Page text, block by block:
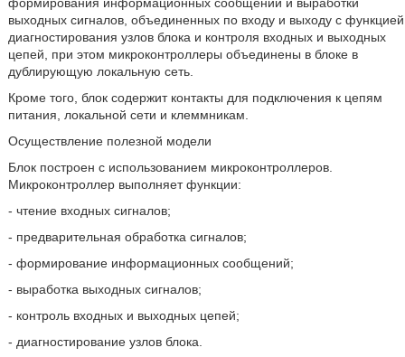
выходных сигналов, объединенных по входу и выходу с функцией
диагностирования узлов блока и контроля входных и выходных
цепей, при этом микроконтроллеры объединены в блоке в
дублирующую локальную сеть.
Кроме того, блок содержит контакты для подключения к цепям
питания, локальной сети и клеммникам.
Осуществление полезной модели
Блок построен с использованием микроконтроллеров.
Микроконтроллер выполняет функции:
- чтение входных сигналов;
- предварительная обработка сигналов;
- формирование информационных сообщений;
- выработка выходных сигналов;
- контроль входных и выходных цепей;
- диагностирование узлов блока.